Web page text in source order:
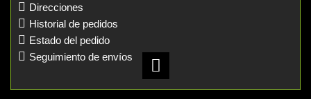
Direcciones
Historial de pedidos
Estado del pedido
Seguimiento de envíos